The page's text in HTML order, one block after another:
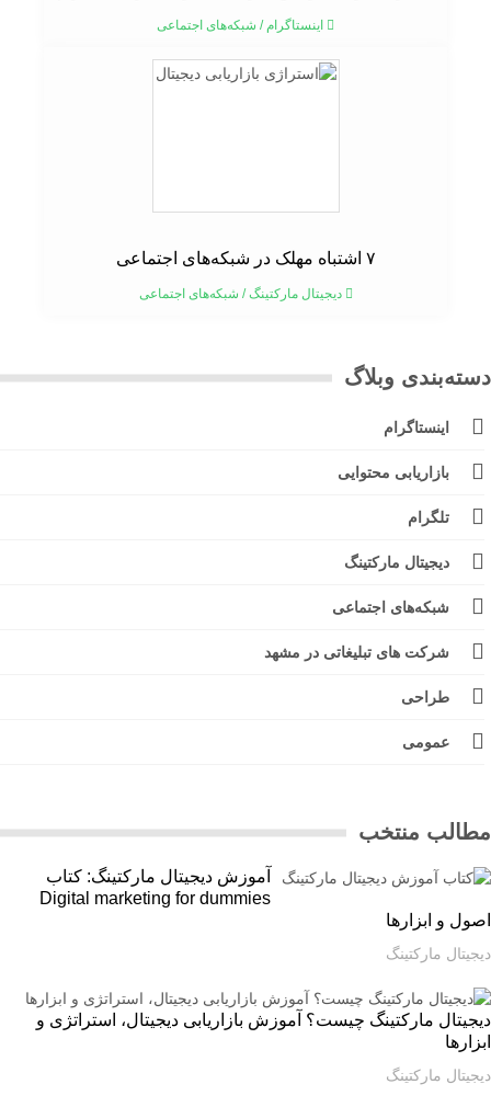
اینستاگرام/شبکه‌های اجتماعی
دیجیتال مارکتینگ/شبکه‌های اجتماعی
وبلاگ
اینستاگرام
بازاریابی محتوایی
تلگرام
دیجیتال مارکتینگ
شبکه‌های اجتماعی
شرکت های تبلیغاتی در مشهد
طراحی
عمومی
منتخب
آموزش دیجیتال مارکتینگ: کتاب
Digital marketing for dummies
و ابزارها
مارکتینگ
مارکتینگ چیست؟ آموزش بازاریابی دیجیتال، استراتژی و
مارکتینگ